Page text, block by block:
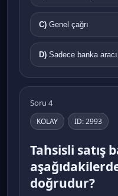
C) Genel çağrı
D) Sadece banka
Soru 4
KOLAY ID: 2993
Tahsisli satış
doğrudur?